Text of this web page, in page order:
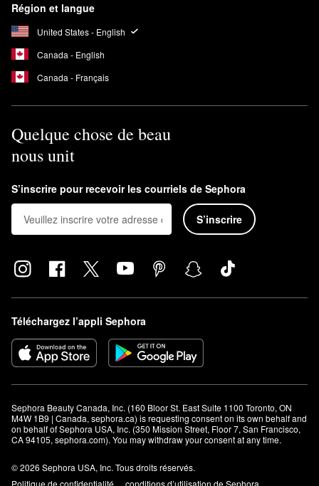
Région et langue
United States - English
Canada - English
Canada - Français
Quelque chose de beau
nous unit
S’inscrire pour recevoir les courriels de Sephora
S’inscrire
Téléchargez l’appli Sephora
Sephora Beauty Canada, Inc. (160 Bloor St. East Suite 1100 Toronto, ON
M4W 1B9 | Canada, sephora.ca) is requesting consent on its own behalf and
on behalf of Sephora USA, Inc. (350 Mission Street, Floor 7, San Francisco,
CA 94105, sephora.com). You may withdraw your consent at any time.
© 2026 Sephora USA, Inc. Tous droits réservés.
Politique de confidentialité
conditions d’utilisation de Sephora